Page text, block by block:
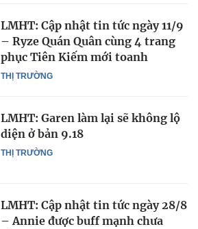
THỊ TRƯỜNG
LMHT: Cập nhật tin tức ngày 11/9
– Ryze Quán Quân cùng 4 trang
phục Tiên Kiếm mới toanh
THỊ TRƯỜNG
LMHT: Garen làm lại sẽ không lộ
diện ở bản 9.18
LMHT: Cập nhật tin tức ngày 28/8
– Annie được buff mạnh chưa